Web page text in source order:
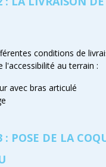
conditions de
l'accessibilité au terrain :
avec bras articulé
: POSE DE LA